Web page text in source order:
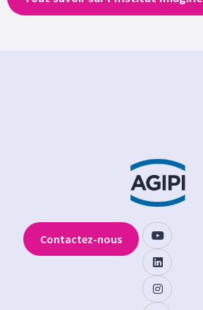
Contactez-nous